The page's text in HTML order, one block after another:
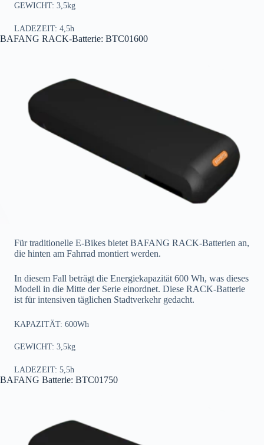
GEWICHT: 3,5kg
LADEZEIT: 4,5h
BAFANG RACK-Batterie: BTC01600
Für traditionelle E-Bikes bietet BAFANG RACK-Batterien an,
die hinten am Fahrrad montiert werden.
In diesem Fall beträgt die Energiekapazität 600 Wh, was dieses
Modell in die Mitte der Serie einordnet. Diese RACK-Batterie
ist für intensiven täglichen Stadtverkehr gedacht.
KAPAZITÄT: 600Wh
GEWICHT: 3,5kg
LADEZEIT: 5,5h
BAFANG Batterie: BTC01750